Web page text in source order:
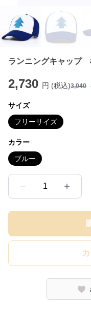
ランニングキャップ
2,730 円 (税込)3,040
サイズ
フリーサイズ
カラー
ブルー
1